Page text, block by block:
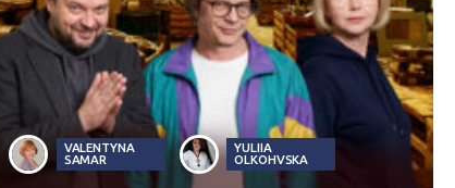
VALENTYNA
SAMAR
YULIIA
OLKOHVSKA